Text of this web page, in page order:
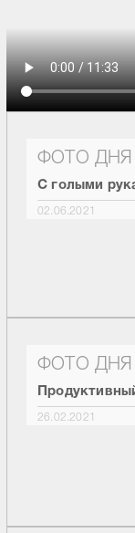
ФОТО ДНЯ
С голыми
02.06.2021
ФОТО ДНЯ
26.02.2021